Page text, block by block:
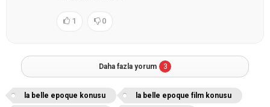
1 0
Daha fazla yorum 3
la belle epoque konusu la belle epoque film konusu